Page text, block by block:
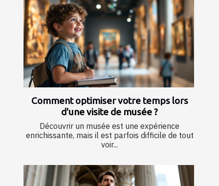
Comment optimiser votre temps lors
d'une visite de musée ?
Découvrir un musée est une expérience
enrichissante, mais il est parfois difficile de tout
voir...